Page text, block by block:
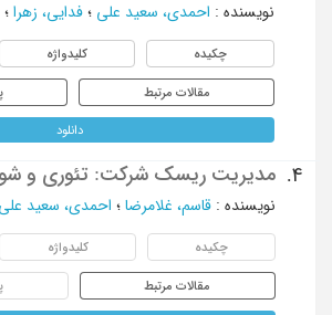
نویسنده : احمدی، سعید علی ؛ فدایی، زهرا ؛
چکیده کلیدواژه
مقالات مرتبط
دانلود
4. مدیریت ریسک شرکت: تئوری و
نویسنده : قاسم، غلامرضا ؛ احمدی، سعید علی
چکیده کلیدواژه
مقالات مرتبط